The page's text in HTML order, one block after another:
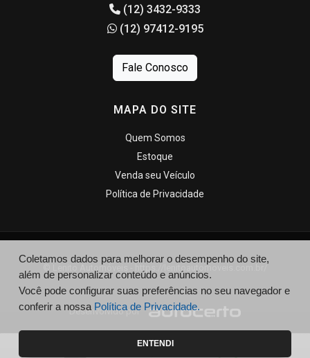
(12) 3432-9333
(12) 97412-9195
Fale Conosco
MAPA DO SITE
Quem Somos
Estoque
Venda seu Veículo
Política de Privacidade
© Lenito Automóveis - https://lenitoautomoveis.com.br/
Desenvolvido por
Coletamos dados para melhorar o desempenho do site,
além de personalizar conteúdo e anúncios.
Você pode configurar suas preferências no seu navegador e
conferir a nossa Política de Privacidade.
ENTENDI